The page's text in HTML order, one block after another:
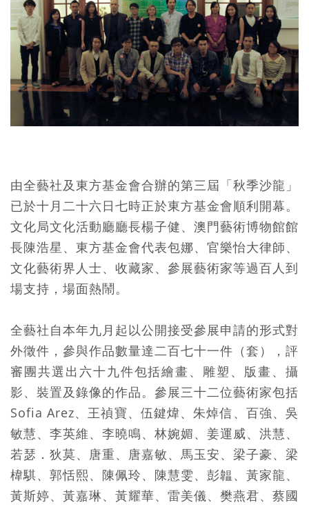
由全藝社及東方基金會合辦的第三屆「秋季沙龍」
已於十月二十六日七時正於東方基金會順利開幕。
文化局文化活動廳廳長楊子健、澳門藝術博物館館
長陳浩星、東方基金會代表包娜、官樂怡大律師、
文化藝術界人士、收藏家、參展藝術家等過百人到
場支持，場面熱鬧。
全藝社自本年九月起以公開接受參展申請的形式對
外徵件，參與作品數量達二百七十一件（套），評
審團共選出六十九件包括繪畫、雕塑、版畫、攝
影、裝置及錄像的作品。參展三十二位藝術家包括
Sofia Arez、王禎寶、伍鍵煒、朱焯信、百強、吳
敏慧、李英維、李曉鳴、林婉媚、姜運威、洪慧、
若瑟．狄莫、唐重、唐嘉敏、馬玉安、梁子豪、梁
椲騏、郭恬熙、陳佩玲、陳慧雯、彭韞、黃家龍、
黃斯婷、黃嘉琳、黃耀華、雷美儀、樊燕君、蔡國